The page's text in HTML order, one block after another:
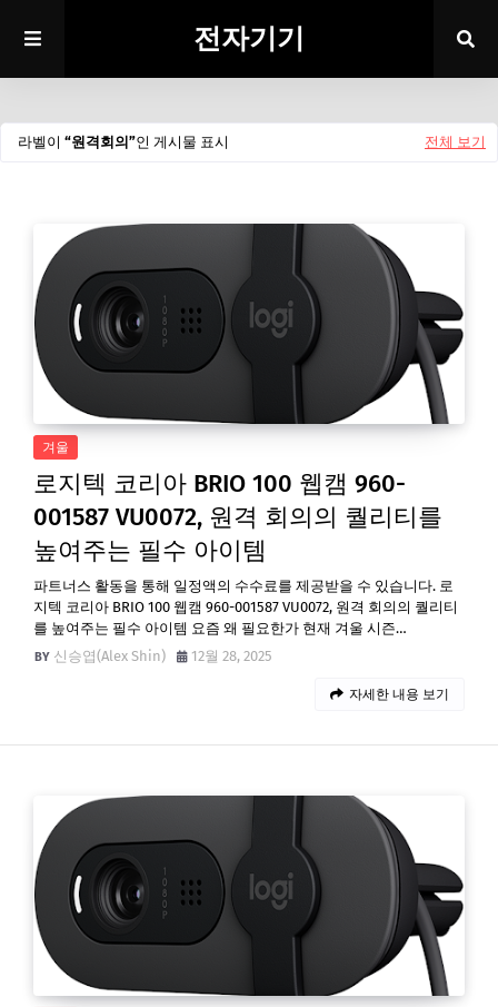
전자기기
라벨이 원격회의 인 게시물 표시 전체 보기
겨울
로지텍 코리아 BRIO 100 웹캠 960-
001587 VU0072, 원격 회의의 퀄리티를
높여주는 필수 아이템
파트너스 활동을 통해 일정액의 수수료를 제공받을 수 있습니다. 로
지텍 코리아 BRIO 100 웹캠 960-001587 VU0072, 원격 회의의 퀄리티
를 높여주는 필수 아이템 요즘 왜 필요한가 현재 겨울 시즌…
신승엽(Alex Shin)
12월 28, 2025
자세한 내용 보기